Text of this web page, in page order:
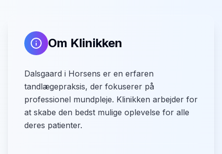
Om Klinikken
Dalsgaard i Horsens er en erfaren
tandlægepraksis, der fokuserer på
professionel mundpleje. Klinikken arbejder for
at skabe den bedst mulige oplevelse for alle
deres patienter.